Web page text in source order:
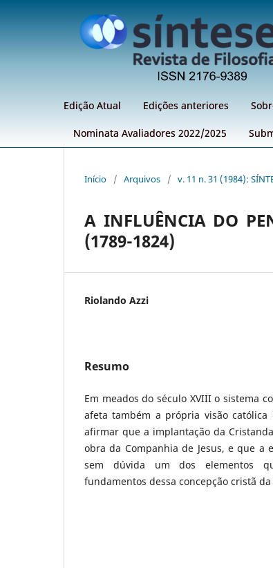
Edição Atual Edições anteriores
Nominata Avaliadores 2022/2025
Início / Arquivos / v. 11 n. 31 (1984):
A INFLUÊNCIA DO
(1789-1824)
Riolando Azzi
Resumo
Em meados do século XVIII o sistema
afeta também a própria visão católica
afirmar que a implantação da
obra da Companhia de Jesus, e que a
sem dúvida um dos elementos
fundamentos dessa concepção cristã